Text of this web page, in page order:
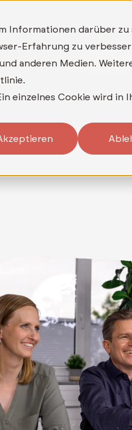
Informationen darüber zu
Erfahrung zu
anderen Medien.
einzelnes Cookie wird in
Wann Bereit für
ASP BACKUP+
ASP MFA